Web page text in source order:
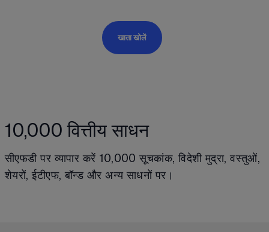
खाता खोलें
10,000 वित्तीय साधन
सीएफडी पर व्यापार करें 10,000 सूचकांक, विदेशी मुद्रा, वस्तुओं,
शेयरों, ईटीएफ, बॉन्ड और अन्य साधनों पर।